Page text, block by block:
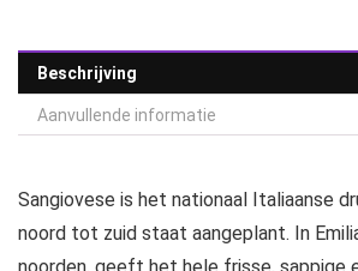
Beschrijving
Aanvullende informatie
Sangiovese is het nationaal Italiaanse
noord tot zuid staat aangeplant. In